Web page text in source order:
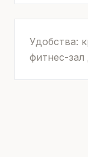
Удобства:
фитнес-зал